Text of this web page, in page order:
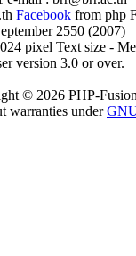
Facebook from php
2550 (2007)
pixel Text size -
version 3.0 or over.
© 2026 PHP-
warranties under